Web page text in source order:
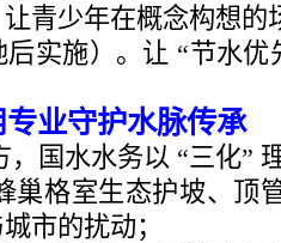
青少年在概念构想的
实施）。让 “节水
专业守护水脉传承
，国水水务以 “三化”
巢格室生态护坡、顶
市的扰动；